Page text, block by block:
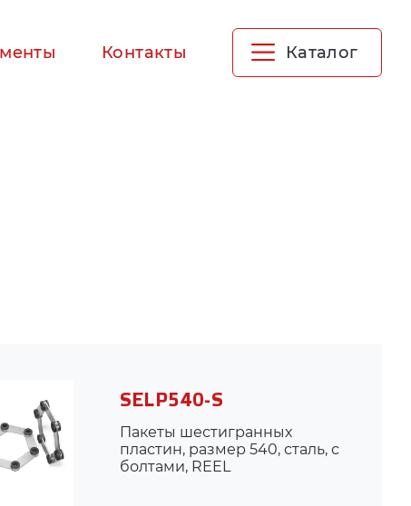
Контакты Каталог
SELP540-S
Пакеты шестигранных
пластин, размер 540, сталь, с
болтами, REEL